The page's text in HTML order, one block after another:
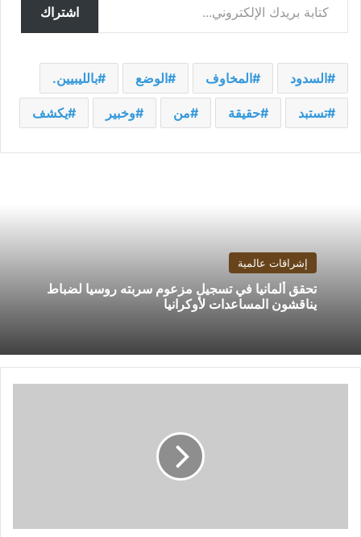
اشتراك
السدود المخاوف الوضع بالليبيين.
تستبد حقيقة من وخبير يكشف
إشراقات عالمية
تحقق ألمانيا في تسجيل مزعوم سربته روسيا لضباط
يناقشون المساعدات لأوكرانيا
تقديمه